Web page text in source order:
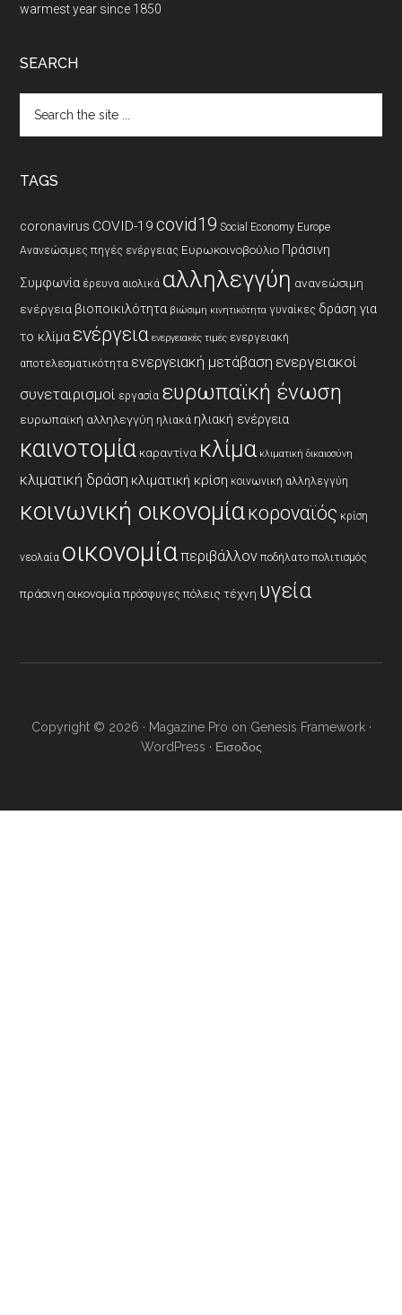
warmest year since 1850
SEARCH
the
TAGS
coronavirus COVID-19 covid19 Social Economy Europe
Ανανεώσιμες πηγές ενέργειας Ευρωκοινοβούλιο Πράσινη
Συμφωνία έρευνα αιολικά αλληλεγγύη ανανεώσιμη
ενέργεια βιοποικιλότητα βιώσιμη κινητικότητα γυναίκες δράση για
το κλίμαενέργεια ενεργειακές τιμές ενεργειακή
αποτελεσματικότητα ενεργειακή μετάβαση ενεργειακοί
συνεταιρισμοί εργασία ευρωπαϊκή ένωση
ευρωπαϊκή αλληλεγγύη ηλιακά ηλιακή ενέργεια
καινοτομία καραντίνα κλίμα κλιματική δικαιοσύνη
κλιματική δράση κλιματική κρίση κοινωνική αλληλεγγύη
κοινωνική οικονομίακοροναϊός κρίση
νεολαία οικονομίαπεριβάλλον ποδήλατο πολιτισμός
πράσινη οικονομία πρόσφυγες πόλεις τέχνη υγεία
Copyright © 2026 · Magazine Pro on Genesis Framework·
WordPress · Εισοδος